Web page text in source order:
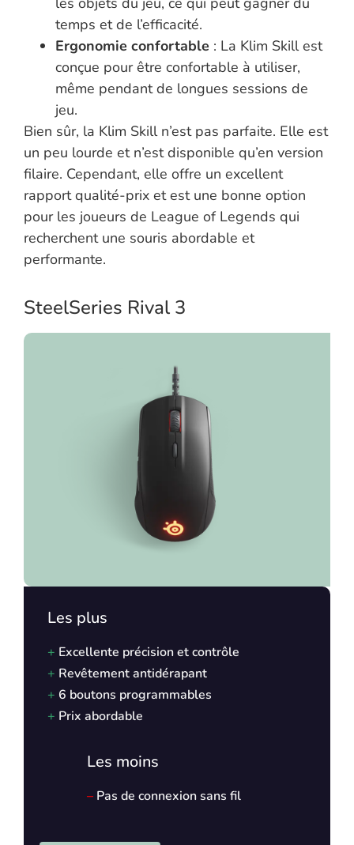
temps et de l’efficacité.
Ergonomie confortable : La Klim Skill est
conçue pour être confortable à utiliser,
même pendant de longues sessions de
jeu.
Bien sûr, la Klim Skill n’est pas parfaite. Elle est
un peu lourde et n’est disponible qu’en version
filaire. Cependant, elle offre un excellent
rapport qualité-prix et est une bonne option
pour les joueurs de League of Legends qui
recherchent une souris abordable et
performante.
SteelSeries Rival 3
Les plus
+ Excellente précision et contrôle
+ Revêtement antidérapant
+ 6 boutons programmables
+ Prix abordable
Les moins
– Pas de connexion sans fil